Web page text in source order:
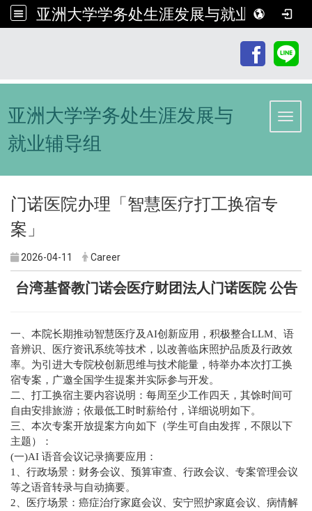
亚洲大学学务处生涯发展与就业辅导组
亚洲大学学务处生涯发展与
就业辅导组
门诺医院办理「智慧医疗打工换宿专
案」
2026-04-11 Career
台湾基督教门诺会医疗财团法人门诺医院 公告
一、本院长期推动智慧医疗及AI创新应用，积极整合LLM、语
音辨识、医疗资讯系统等技术，以改善临床照护品质及行政效
率。为引进大专院校创新思维与技术能量，特举办本次打工换
宿专案，广邀全国学生提案并实际参与开发。
二、打工换宿主要内容说明：每周至少工作四天，其馀时间可
自由安排旅游；依最低工时时薪给付，详细说明如下。
三、本次专案开放提案方向如下（学生可自由发挥，不限以下
主题）：
(一)AI 语音会议记录摘要应用：
1、行政场景：财务会议、预算审查、行政会议、专案管理会议
等之语音转录与自动摘要。
2、医疗场景：癌症治疗家庭会议、安宁照护家庭会议、病情解